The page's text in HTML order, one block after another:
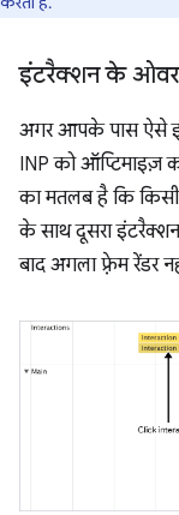
इंटरैक्शन के
अगर आपके पास ऐसे
INP को ऑप्टिमाइज़
का मतलब है कि
के साथ दूसरा
बाद अगला फ़्रेम रेंडर